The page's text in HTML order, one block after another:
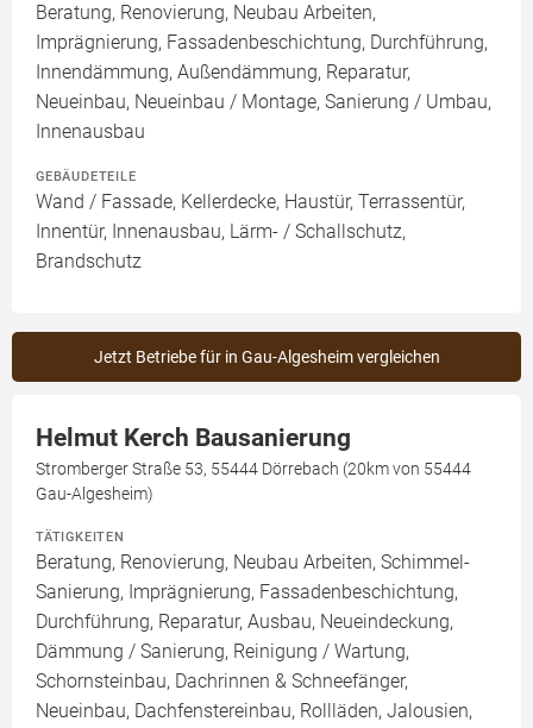
Beratung, Renovierung, Neubau Arbeiten,
Imprägnierung, Fassadenbeschichtung, Durchführung,
Innendämmung, Außendämmung, Reparatur,
Neueinbau, Neueinbau / Montage, Sanierung / Umbau,
Innenausbau
GEBÄUDETEILE
Wand / Fassade, Kellerdecke, Haustür, Terrassentür,
Innentür, Innenausbau, Lärm- / Schallschutz,
Brandschutz
Jetzt Betriebe für in Gau-Algesheim vergleichen
Helmut Kerch Bausanierung
Stromberger Straße 53, 55444 Dörrebach (20km von 55444
Gau-Algesheim)
TÄTIGKEITEN
Beratung, Renovierung, Neubau Arbeiten, Schimmel-
Sanierung, Imprägnierung, Fassadenbeschichtung,
Durchführung, Reparatur, Ausbau, Neueindeckung,
Dämmung / Sanierung, Reinigung / Wartung,
Schornsteinbau, Dachrinnen & Schneefänger,
Neueinbau, Dachfenstereinbau, Rollläden, Jalousien,